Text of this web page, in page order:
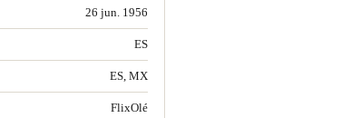
26 jun. 1956
ES
ES, MX
FlixOlé